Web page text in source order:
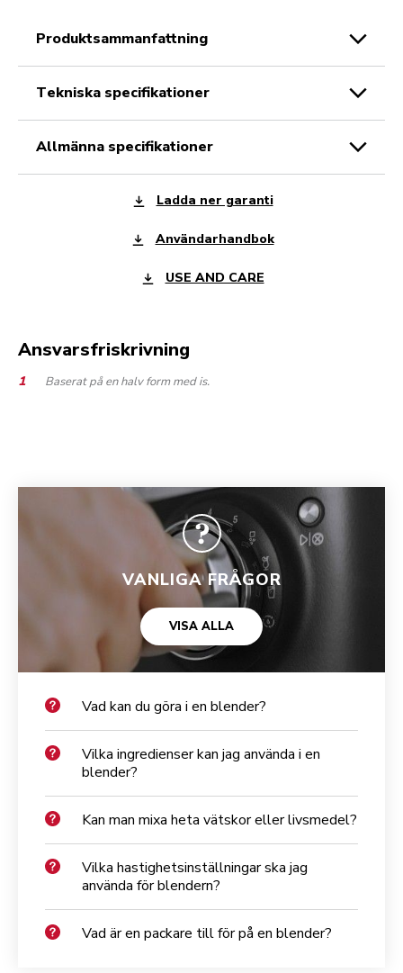
produktsammanfattning
tekniska specifikationer
allmänna specifikationer
Ladda ner garanti
Användarhandbok
USE AND CARE
Ansvarsfriskrivning
Baserat på en halv form med is.
VANLIGA FRÅGOR
VISA ALLA
Vad kan du göra i en blender?
Vilka ingredienser kan jag använda i en
blender?
Kan man mixa heta vätskor eller livsmedel?
Vilka hastighetsinställningar ska jag
använda för blendern?
Vad är en packare till för på en blender?